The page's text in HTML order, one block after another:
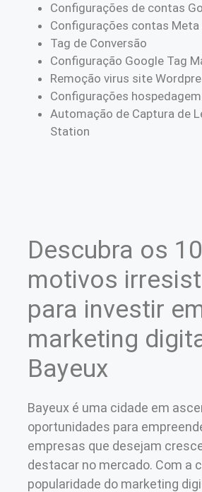
Configurações de contas
Configurações contas Meta
Tag de Conversão
Configuração Google Tag
Remoção virus site
Configurações
Automação de Captura de
Station
Descubra os 10
motivos
para investir
marketing
Bayeux
Bayeux é uma cidade em
oportunidades para
empresas que desejam
destacar no mercado. Com a
popularidade do marketing